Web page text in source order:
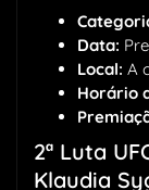
Data:
Local: A
Horário
2ª Luta
Klaudia